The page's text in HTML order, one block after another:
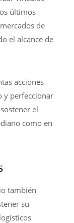
últimos
de
el alcance de
acciones
y perfeccionar
el
como en
también
su